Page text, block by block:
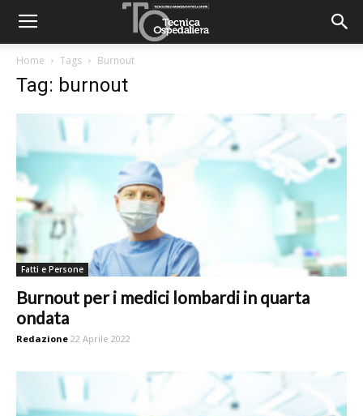
Home Tags Burnout
Tag: burnout
Fatti e Persone
Burnout per i medici lombardi in quarta
ondata
Redazione 22 Aprile 2022